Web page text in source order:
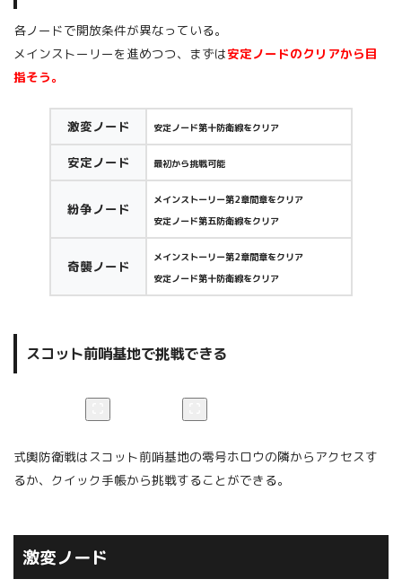
各ノードで開放条件が異なっている。
メインストーリーを進めつつ、まずは安定ノードのクリアから目
指そう。
激変ノード 安定ノード第十防衛線をクリア
安定ノード 最初から挑戦可能
紛争ノード
メインストーリー第2章間章をクリア
安定ノード第五防衛線をクリア
奇襲ノード
メインストーリー第2章間章をクリア
安定ノード第十防衛線をクリア
スコット前哨基地で挑戦できる
式輿防衛戦はスコット前哨基地の零号ホロウの隣からアクセスす
るか、クイック手帳から挑戦することができる。
激変ノード